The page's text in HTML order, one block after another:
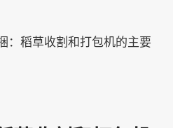
：稻草收割和打包机的主要